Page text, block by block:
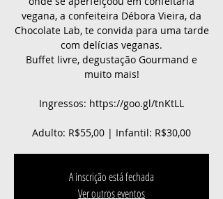
vegana, a confeiteira Débora Vieira, da
Chocolate Lab, te convida para uma tarde
com delícias veganas.
Buffet livre, degustação Gourmand e
muito mais!
Ingressos: https://goo.gl/tnKtLL
Adulto: R$55,00 | Infantil: R$30,00
A inscrição está fechada
Ver outros eventos